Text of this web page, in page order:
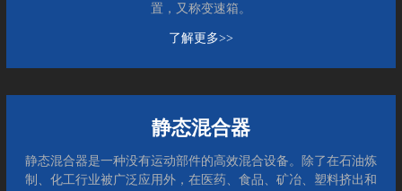
置，又称变速箱。
了解更多>>
静态混合器
静态混合器是一种没有运动部件的高效混合设备。除了在石油炼
制、化工行业被广泛应用外，在医药、食品、矿冶、塑料挤出和